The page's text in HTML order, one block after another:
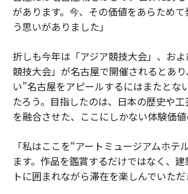
があります。今、その価値をあらため
う思いがありました」
折しも今年は「アジア競技大会」、お
競技大会」が名古屋で開催されるとあ
い”名古屋をアピールするにはまたとな
たろう。目指したのは、日本の歴史や
を融合させた、ここにしかない体験価値
「私はここを“アートミュージアムホテ
ます。作品を鑑賞するだけではなく、
トに囲まれながら滞在を楽しんでいただ